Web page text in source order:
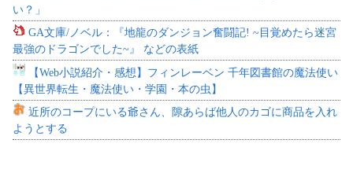
い？」
GA文庫/ノベル：『地龍のダンジョン奮闘記! ~目覚めたら迷宮
最強のドラゴンでした~』 などの表紙
【Web小説紹介・感想】フィンレーベン 千年図書館の魔法使い
【異世界転生・魔法使い・学園・本の虫】
近所のコープにいる爺さん、隙あらば他人のカゴに商品を入れ
ようとする